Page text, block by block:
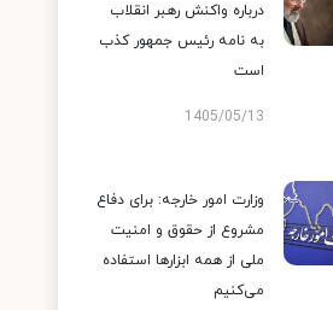
درباره واکنش رهبر انقلاب
به نامه رئیس جمهور کذب
است
1405/05/13
وزارت امور خارجه: برای دفاع
مشروع از حقوق و امنیت
ملی از همه ابزارها استفاده
می‌کنیم